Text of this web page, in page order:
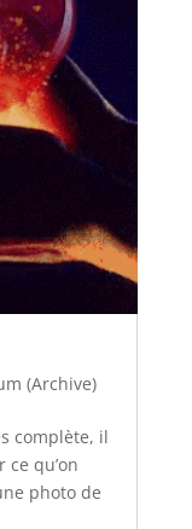
(Archive)
complète, il
qu’on
photo de